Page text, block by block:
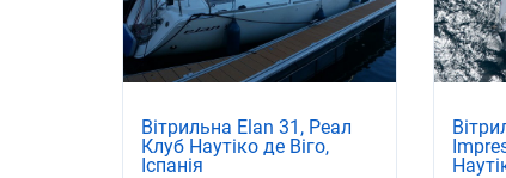
Вітрильна Elan 31, Реал
Клуб Наутіко де Віго,
Іспанія